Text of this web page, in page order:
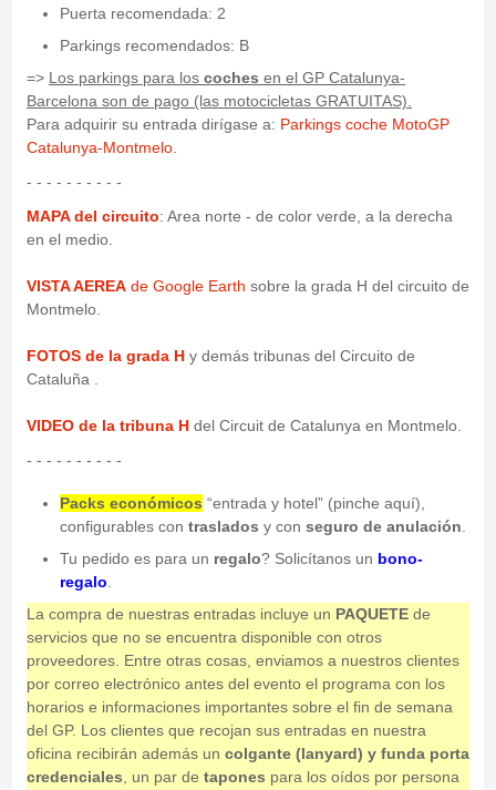
Puerta recomendada: 2
Parkings recomendados: B
=> Los parkings para los coches en el GP Catalunya-
Barcelona son de pago (las motocicletas GRATUITAS).
Para adquirir su entrada dirígase a: Parkings coche MotoGP
Catalunya-Montmelo.
- - - - - - - - - -
MAPA del circuito: Area norte - de color verde, a la derecha
en el medio.
VISTA AEREAde Google Earth sobre la grada H del circuito de
Montmelo.
FOTOS de la grada Hy demás tribunas del Circuito de
Cataluña .
VIDEO de la tribuna Hdel Circuit de Catalunya en Montmelo.
- - - - - - - - - -
Packs económicos “entrada y hotel” (pinche aquí),
configurables con traslados y con seguro de anulación
Tu pedido es para un regalo? Solicítanos un bono-
regalo
La compra de nuestras entradas incluye un PAQUETEde
servicios que no se encuentra disponible con otros
proveedores. Entre otras cosas, enviamos a nuestros clientes
por correo electrónico antes del evento el programa con los
horarios e informaciones importantes sobre el fin de semana
del GP. Los clientes que recojan sus entradas en nuestra
oficina recibirán además un colgante (lanyard) y funda porta
credenciales , un par de tapones para los oídos por persona